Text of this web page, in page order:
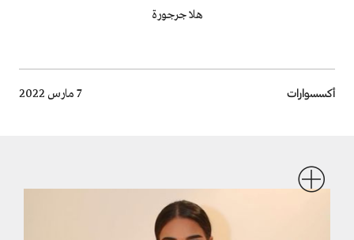
هلا جرجورة
Breadcrumb
أكسسوارات